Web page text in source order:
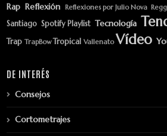
Rap Reflexión Reflexiones por Julio Nova
Santiago Spotify Playlist Tecnología
Trap TrapBow Tropical Vallenato Vídeo
DE INTERÉS
Consejos
Cortometrajes